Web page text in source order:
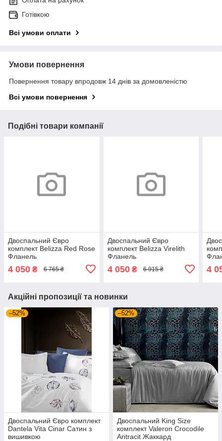
Готівкою
Всі умови оплати
Умови повернення
Повернення товару впродовж 14 днів за домовленістю
Всі умови повернення
Подібні товари компанії
Двоспальний Євро
комплект Belizza Red Rose
Фланель
4 050 ₴ 6 765 ₴
Двоспальний Євро
комплект Belizza Virelith
Фланель
4 050₴ 6 915 ₴ 4
Акційні пропозиції та новинки
–52%
Двоспальний Євро комплект
Dantela Vita Cinar Сатин з
вишивкою
–52%
Двоспальний King Size
комплект Valeron Crocodile
Antracit Жаккард